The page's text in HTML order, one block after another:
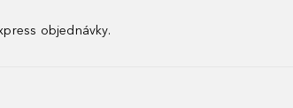
objednávky.